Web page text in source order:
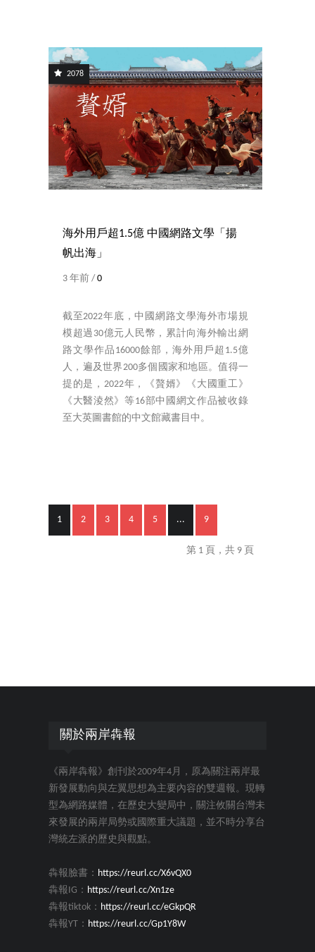
2078
海外用戶超1.5億 中國網路文學「揚
帆出海」
3 年前 / 0
截至2022年底，中國網路文學海外市場規
模超過30億元人民幣，累計向海外輸出網
路文學作品16000餘部，海外用戶超1.5億
人，遍及世界200多個國家和地區。值得一
提的是，2022年，《贅婿》《大國重工》
《大醫淩然》等16部中國網文作品被收錄
至大英圖書館的中文館藏書目中。
1 2 3 4 5 ... 9
第 1 頁，共 9 頁
關於兩岸犇報
《兩岸犇報》創刊於2009年4月，原為關注兩岸最
新發展動向與左翼思想為主要內容的雙週報。現轉
型為網路媒體，在歷史大變局中，關注攸關台灣未
來發展的兩岸局勢或國際重大議題，並不時分享台
灣統左派的歷史與觀點。
犇報臉書： https://reurl.cc/X6vQX0
犇報IG： https://reurl.cc/Xn1ze
犇報tiktok： https://reurl.cc/eGkpQR
犇報YT： https://reurl.cc/Gp1Y8W